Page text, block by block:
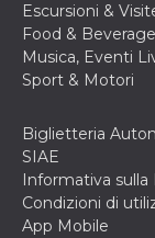
Escursioni &
Food &
Musica, Eventi
Sport & Motori
Biglietteria
SIAE
Informativa sulla
Condizioni di
App Mobile